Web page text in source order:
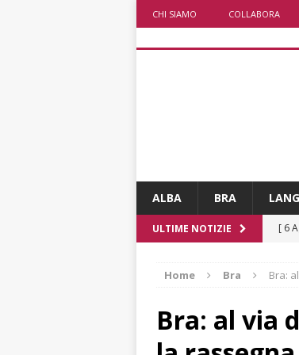
CHI SIAMO COLLABORA
ALBA BRA
ULTIME NOTIZIE [ 6
[ 6
Home Bra Bra:
Bra: al via